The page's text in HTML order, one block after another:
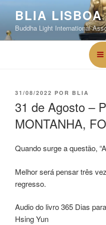
BLIA LISBOA
Buddha Light International
31/08/2022 POR BLIA
31 de Agosto –
MONTANHA,
Quando surge a questão,
Melhor será pensar três
regresso.
Audio do livro 365 Dias
Hsing Yun